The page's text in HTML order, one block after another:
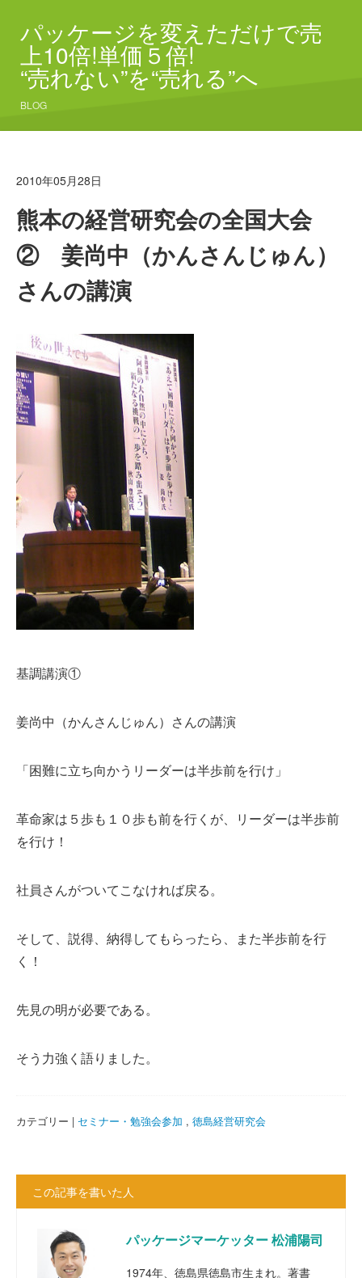
パッケージを変えただけで売
上10倍!単価５倍!
“売れない”を“売れる”へ
BLOG
2010年05月28日
熊本の経営研究会の全国大会
② 姜尚中（かんさんじゅん）
さんの講演
基調講演①
姜尚中（かんさんじゅん）さんの講演
「困難に立ち向かうリーダーは半歩前を行け」
革命家は５歩も１０歩も前を行くが、リーダーは半歩前
を行け！
社員さんがついてこなければ戻る。
そして、説得、納得してもらったら、また半歩前を行
く！
先見の明が必要である。
そう力強く語りました。
カテゴリー | セミナー・勉強会参加 , 徳島経営研究会
この記事を書いた人
パッケージマーケッター 松浦陽司
1974年、徳島県徳島市生まれ。著書